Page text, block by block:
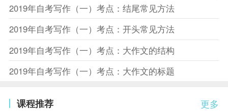
2019年自考写作（一）考点：结尾常见方法
2019年自考写作（一）考点：开头常见方法
2019年自考写作（一）考点：大作文的结构
2019年自考写作（一）考点：大作文的标题
更多
课程推荐